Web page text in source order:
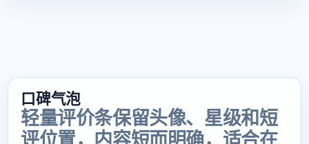
口碑气泡
轻量评价条保留头像、星级和短